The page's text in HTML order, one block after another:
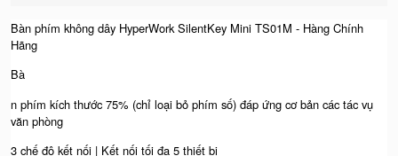
Bàn phím không dây HyperWork SilentKey Mini TS01M - Hàng Chính
Hãng
Bà
n phím kích thước 75% (chỉ loại bỏ phím số) đáp ứng cơ bản các tác vụ
văn phòng
3 chế độ kết nối | Kết nối tối đa 5 thiết bị